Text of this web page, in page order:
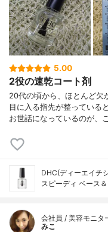
5.00
2役の速乾コート剤
20代の頃から、ほとんど欠
目に入る指先が整っている
お世話になっているのが、
DHC(ディーエイチ
スピーディ ベース
会社員 / 美容モニタ
みこ